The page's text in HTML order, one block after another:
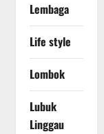
Lembaga
Life style
Lombok
Lubuk
Linggau